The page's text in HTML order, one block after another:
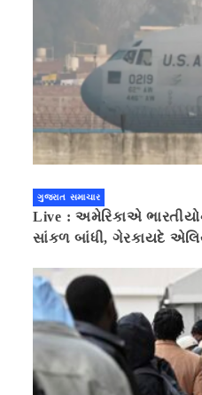
ગુજરાત સમાચાર
Live : અમેરિકાએ
સાંકળ બાંધી, ગેરકાયદે